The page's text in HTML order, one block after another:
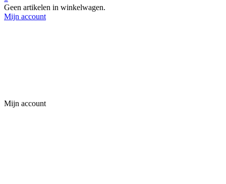
Geen artikelen in winkelwagen.
Mijn account
Mijn account